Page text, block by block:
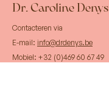
Dr. Caroline Denys
Contacteren via
E-mail: info@drdenys.be
Mobiel: +32 (0)469 60 67 49